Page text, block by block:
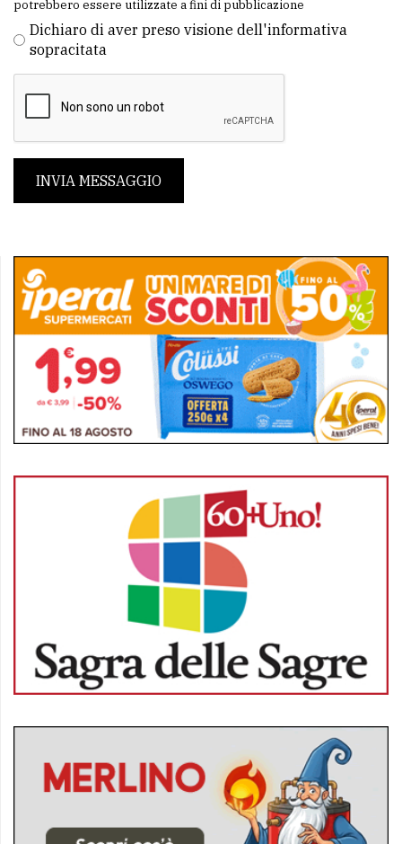
potrebbero essere utilizzate a fini di pubblicazione
Dichiaro di aver preso visione dell'informativa
sopracitata
INVIA MESSAGGIO